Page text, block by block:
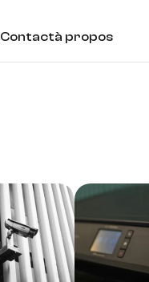
Contactà propos